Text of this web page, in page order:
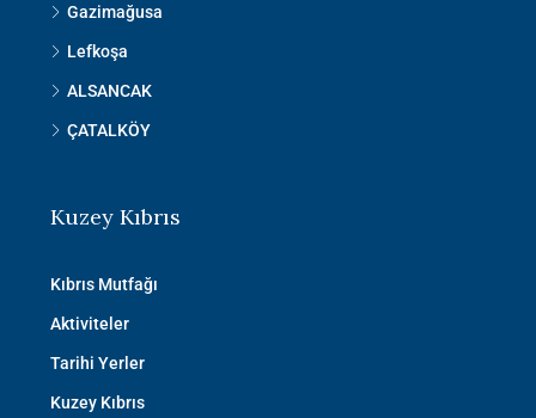
Gazimağusa
Lefkoşa
ALSANCAK
ÇATALKÖY
Kuzey Kıbrıs
Kıbrıs Mutfağı
Aktiviteler
Tarihi Yerler
Kuzey Kıbrıs